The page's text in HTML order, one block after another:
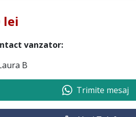
lei
vanzator:
B
Trimite mesaj